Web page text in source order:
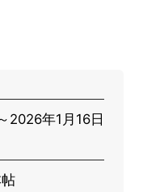
2026年1月16日